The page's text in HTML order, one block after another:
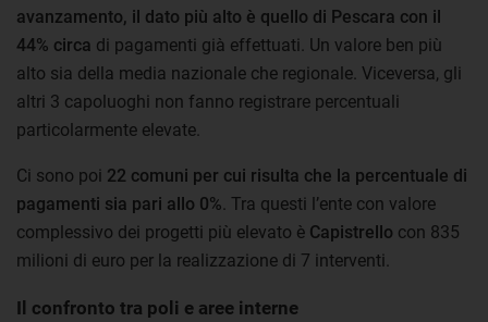
avanzamento, il dato più alto è quello di Pescara con il
44% circa di pagamenti già effettuati. Un valore ben più
alto sia della media nazionale che regionale. Viceversa, gli
altri 3 capoluoghi non fanno registrare percentuali
particolarmente elevate.
Ci sono poi 22 comuni per cui risulta che la percentuale di
pagamenti sia pari allo 0%. Tra questi l’ente con valore
complessivo dei progetti più elevato è Capistrello con 835
milioni di euro per la realizzazione di 7 interventi.
Il confronto tra poli e aree interne